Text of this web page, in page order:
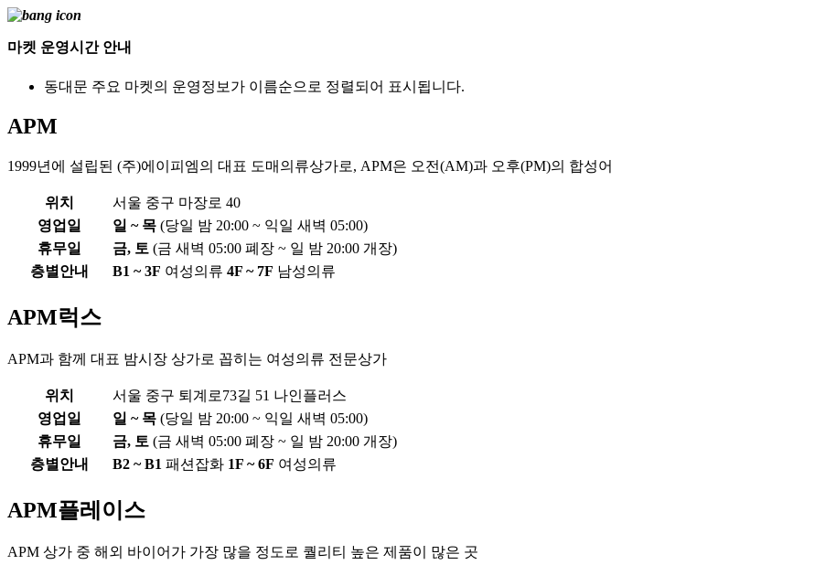
마켓 운영시간 안내
동대문 주요 마켓의 운영정보가 이름순으로 정렬되어 표시됩니다.
APM
1999년에 설립된 (주)에이피엠의 대표 도매의류상가로, APM은 오전(AM)과 오후(PM)의 합성어
위치
서울 중구 마장로 40
영업일
일 ~ 목 (당일 밤 20:00 ~ 익일 새벽 05:00)
휴무일
금, 토 (금 새벽 05:00 폐장 ~ 일 밤 20:00 개장)
층별안내
B1 ~ 3F 여성의류 4F ~ 7F 남성의류
APM럭스
APM과 함께 대표 밤시장 상가로 꼽히는 여성의류 전문상가
위치
서울 중구 퇴계로73길 51 나인플러스
영업일
일 ~ 목 (당일 밤 20:00 ~ 익일 새벽 05:00)
휴무일
금, 토 (금 새벽 05:00 폐장 ~ 일 밤 20:00 개장)
층별안내
B2 ~ B1 패션잡화 1F ~ 6F 여성의류
APM플레이스
APM 상가 중 해외 바이어가 가장 많을 정도로 퀄리티 높은 제품이 많은 곳